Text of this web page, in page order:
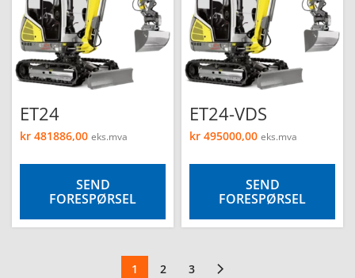
ET24
kr 481886,00 eks.mva
SEND
FORESPØRSEL
ET24-VDS
kr 495000,00 eks.mva
SEND
FORESPØRSEL
1 2 3